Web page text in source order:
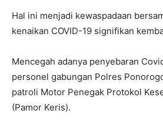
Hal ini menjadi kewaspadaan
kenaikan COVID-19 signifikan
Mencegah adanya penyebaran
personel gabungan Polres
patroli Motor Penegak Protokol
(Pamor Keris).